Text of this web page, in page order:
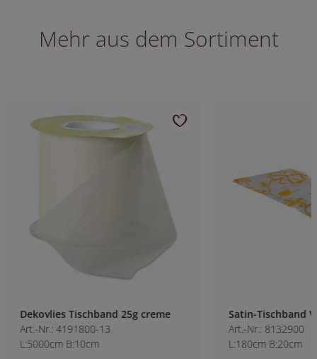
Mehr aus dem Sortiment
Dekovlies Tischband 25g creme
Art.-Nr.: 4191800-13
L:5000cm B:10cm
Satin-Tischband
Art.-Nr.: 8132900
L:180cm B:20cm